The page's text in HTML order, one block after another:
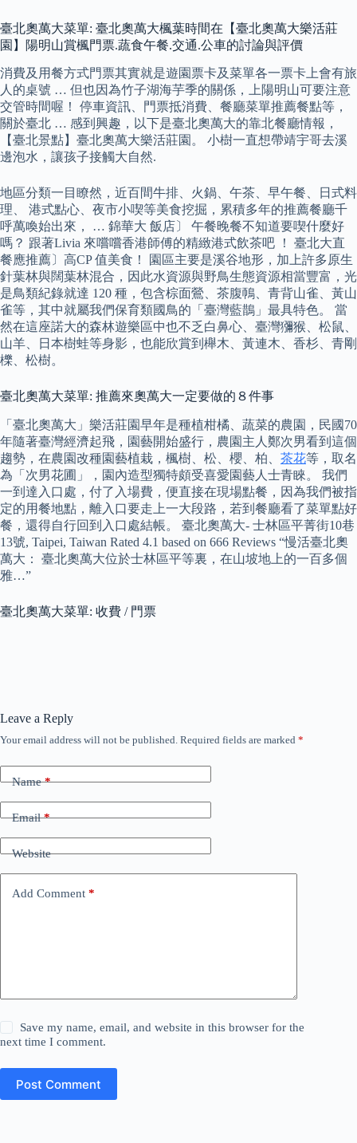
臺北奧萬大菜單: 臺北奧萬大楓葉時間在【臺北奧萬大樂活莊
園】陽明山賞楓門票.蔬食午餐.交通.公車的討論與評價
消費及用餐方式門票其實就是遊園票卡及菜單各一票卡上會有旅
人的桌號 … 但也因為竹子湖海芋季的關係，上陽明山可要注意
交管時間喔！ 停車資訊、門票抵消費、餐廳菜單推薦餐點等，
關於臺北 … 感到興趣，以下是臺北奧萬大的靠北餐廳情報，
【臺北景點】臺北奧萬大樂活莊園。 小樹一直想帶靖宇哥去溪
邊泡水，讓孩子接觸大自然.
地區分類一目瞭然，近百間牛排、火鍋、午茶、早午餐、日式料
理、 港式點心、夜市小喫等美食挖掘，累積多年的推薦餐廳千
呼萬喚始出來， … 錦華大 飯店〕 午餐晚餐不知道要喫什麼好
嗎？ 跟著Livia 來嚐嚐香港師傅的精緻港式飲茶吧 ！ 臺北大直
餐應推薦〕高CP 值美食！ 園區主要是溪谷地形，加上許多原生
針葉林與闊葉林混合，因此水資源與野鳥生態資源相當豐富，光
是鳥類紀錄就達 120 種，包含棕面鶯、茶腹鳾、青背山雀、黃山
雀等，其中就屬我們保育類國鳥的「臺灣藍鵲」最具特色。 當
然在這座諾大的森林遊樂區中也不乏白鼻心、臺灣獼猴、松鼠、
山羊、日本樹蛙等身影，也能欣賞到櫸木、黃連木、香杉、青剛
櫟、松樹。
臺北奧萬大菜單: 推薦來奧萬大一定要做的８件事
「臺北奧萬大」樂活莊園早年是種植柑橘、蔬菜的農園，民國70
年隨著臺灣經濟起飛，園藝開始盛行，農園主人鄭次男看到這個
趨勢，在農園改種園藝植栽，楓樹、松、櫻、柏、 茶花等，取名
為「次男花圃」，園內造型獨特頗受喜愛園藝人士青睞。 我們
一到達入口處，付了入場費，便直接在現場點餐，因為我們被指
定的用餐地點，離入口要走上一大段路，若到餐廳看了菜單點好
餐，還得自行回到入口處結帳。 臺北奧萬大- 士林區平菁街10巷
13號, Taipei, Taiwan Rated 4.1 based on 666 Reviews “慢活臺北奧
萬大： 臺北奧萬大位於士林區平等裏，在山坡地上的一百多個
雅…”
臺北奧萬大菜單: 收費 / 門票
Leave a Reply
Your email address will not be published. Required fields are marked *
Name*
Email*
Website
Add Comment *
Save my name, email, and website in this browser for the
next time I comment.
Post Comment